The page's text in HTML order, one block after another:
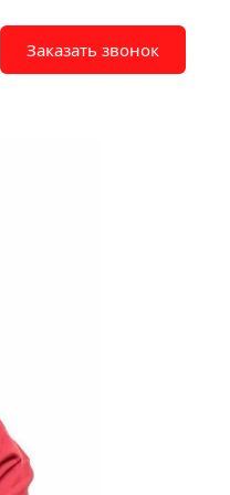
Заказать звонок